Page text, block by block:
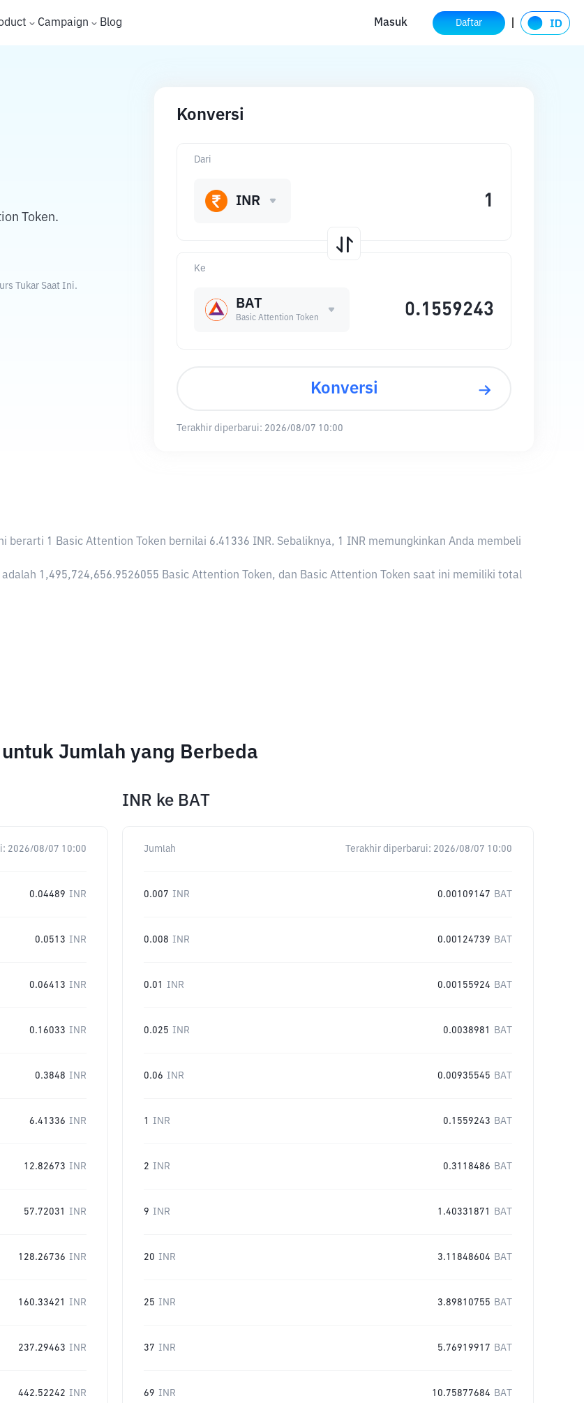
Campaign Blog Masuk Daftar
Token.
Tukar Saat Ini.
Konversi
Ke
BAT
Basic Attention Token
Dari
INR
Konversi
Terakhir diperbarui: 2026/08/07 10:00
berarti 1 Basic Attention Token bernilai 6.41336 INR. Sebaliknya, 1 INR memungkinkan Anda membeli
1,495,724,656.9526055 Basic Attention Token, dan Basic Attention Token saat ini memiliki total
Jumlah yang Berbeda
2026/08/07 10:00
0.04489 INR
0.0513 INR
0.06413 INR
0.16033 INR
0.3848 INR
6.41336 INR
12.82673 INR
57.72031 INR
128.26736 INR
160.33421 INR
237.29463 INR
442.52242 INR
INR ke BAT
Jumlah Terakhir diperbarui: 2026/08/07 10:00
0.007 INR 0.00109147 BAT
0.008 INR 0.00124739 BAT
0.01 INR 0.00155924 BAT
0.025 INR 0.0038981 BAT
0.06 INR 0.00935545 BAT
1 INR 0.1559243 BAT
2 INR 0.3118486 BAT
9 INR 1.40331871 BAT
20 INR 3.11848604 BAT
25 INR 3.89810755 BAT
37 INR 5.76919917 BAT
69 INR 10.75877684 BAT